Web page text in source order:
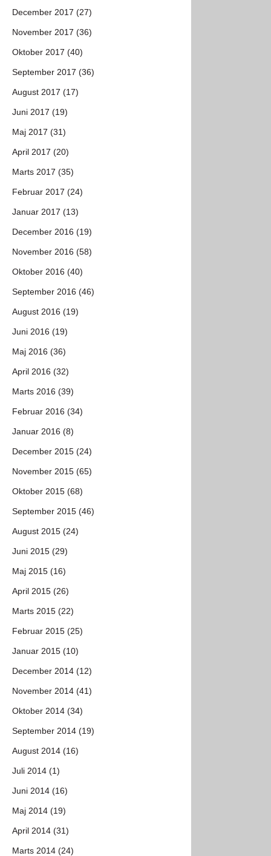
December 2017 (27)
November 2017 (36)
Oktober 2017 (40)
September 2017 (36)
August 2017 (17)
Juni 2017 (19)
Maj 2017 (31)
April 2017 (20)
Marts 2017 (35)
Februar 2017 (24)
Januar 2017 (13)
December 2016 (19)
November 2016 (58)
Oktober 2016 (40)
September 2016 (46)
August 2016 (19)
Juni 2016 (19)
Maj 2016 (36)
April 2016 (32)
Marts 2016 (39)
Februar 2016 (34)
Januar 2016 (8)
December 2015 (24)
November 2015 (65)
Oktober 2015 (68)
September 2015 (46)
August 2015 (24)
Juni 2015 (29)
Maj 2015 (16)
April 2015 (26)
Marts 2015 (22)
Februar 2015 (25)
Januar 2015 (10)
December 2014 (12)
November 2014 (41)
Oktober 2014 (34)
September 2014 (19)
August 2014 (16)
Juli 2014 (1)
Juni 2014 (16)
Maj 2014 (19)
April 2014 (31)
Marts 2014 (24)